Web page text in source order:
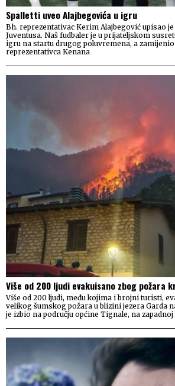
Spalletti uveo Alajbegovića u igru
Bh. reprezentativac Kerim Alajbegović upisao
Juventusa. Naš fudbaler je u prijateljskom
igru na startu drugog poluvremena, a
reprezentativca Kenana
Više od 200 ljudi evakuisano zbog požara
Više od 200 ljudi, među kojima i brojni turisti,
velikog šumskog požara u blizini jezera Garda
je izbio na području općine Tignale, na